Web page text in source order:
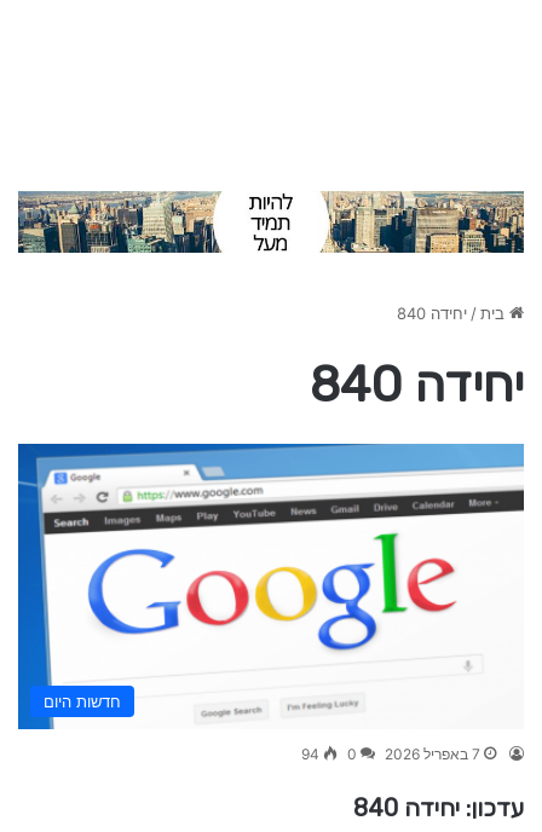
בית/יחידה 840
יחידה 840
חדשות היום
7 באפריל 2026 0
94
עדכון: יחידה 840